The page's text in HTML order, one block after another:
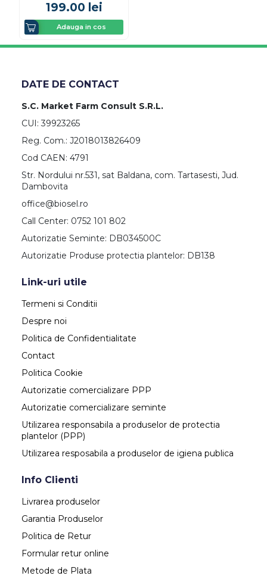
199.00 lei
Adauga in cos
DATE DE CONTACT
S.C. Market Farm Consult S.R.L.
CUI: 39923265
Reg. Com.: J2018013826409
Cod CAEN: 4791
Str. Nordului nr.531, sat Baldana, com. Tartasesti, Jud.
Dambovita
office@biosel.ro
Call Center: 0752 101 802
Autorizatie Seminte: DB034500C
Autorizatie Produse protectia plantelor: DB138
Link-uri utile
Termeni si Conditii
Despre noi
Politica de Confidentialitate
Contact
Politica Cookie
Autorizatie comercializare PPP
Autorizatie comercializare seminte
Utilizarea responsabila a produselor de protectia
plantelor (PPP)
Utilizarea resposabila a produselor de igiena publica
Info Clienti
Livrarea produselor
Garantia Produselor
Politica de Retur
Formular retur online
Metode de Plata